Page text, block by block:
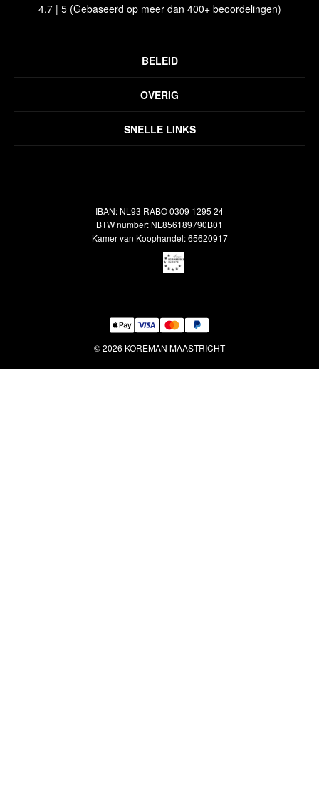
SNELLE LINKS
OVERIG
Veelgestelde vragen
BELEID
Verzendbeleid
4,7 | 5 (Gebaseerd op meer dan 400+ beoordelingen)
IBAN: NL93 RABO 0309 1295 24
BTW number: NL856189790B01
Kamer van Koophandel: 65620917
© 2026 KOREMAN MAASTRICHT